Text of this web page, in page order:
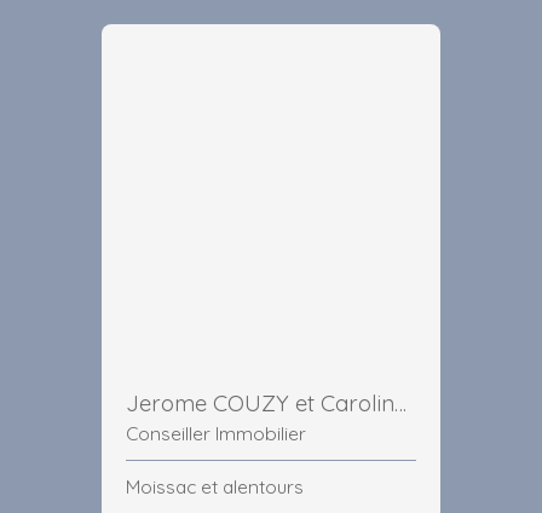
Jerome COUZY et Caroline MARCHIOL
Conseiller Immobilier
Moissac et alentours